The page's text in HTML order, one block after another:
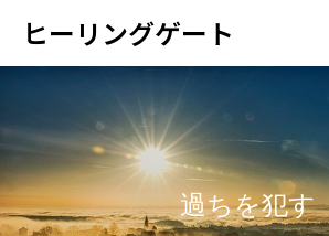
ヒーリングゲート
過ちを犯す